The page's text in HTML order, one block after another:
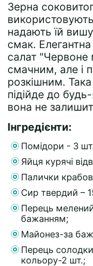
Зерна
надають їй
смак.
салат "Червоне
смачним, але і
розкішним.
підійде до
вона не
Інгредієнти:
Помідори - 3
Яйця курячі
Палички
Сир твердий –
Перець
бажанням;
Майонез-за
Перець
кольору-2 шт.;